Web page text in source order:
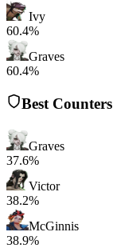
Ivy
60.4%
Graves
60.4%
Best Counters
Graves
37.6%
Victor
38.2%
McGinnis
38.9%